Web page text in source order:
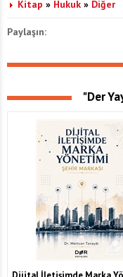
Kitap » Hukuk » Diğer
Paylaşın:
"Der